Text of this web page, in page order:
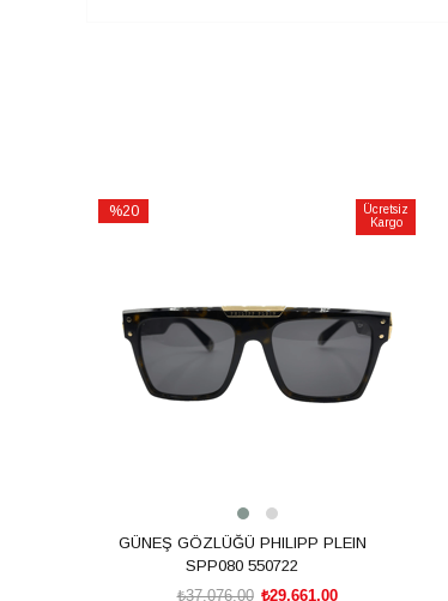
%20
Ücretsiz
Kargo
GÜNEŞ GÖZLÜĞÜ PHILIPP PLEIN
SPP080 550722
₺29.661,00
₺37.076,00